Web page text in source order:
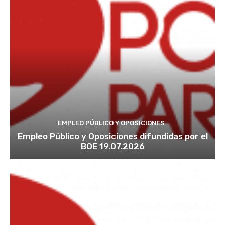
EMPLEO PÚBLICO Y OPOSICIONES
Empleo Público y Oposiciones difundidas por el
BOE 19.07.2026